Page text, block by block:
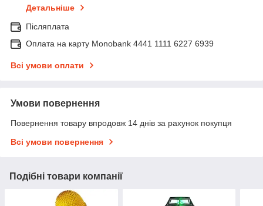
Детальніше
Післяплата
Оплата на карту Monobank 4441 1111 6227 6939
Всі умови оплати
Умови повернення
Повернення товару впродовж 14 днів за рахунок покупця
Всі умови повернення
Подібні товари компанії